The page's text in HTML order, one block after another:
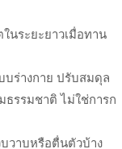
นระยะยาวเมื่อทาน
บร่างกาย ปรับสมดุล
รรมชาติ ไม่ใช่การก
วาบหรือตื่นตัวบ้าง